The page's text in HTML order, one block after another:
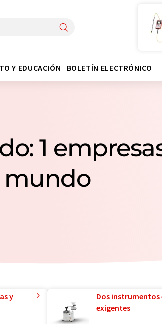
Y EDUCACIÓN BOLETÍN ELECTRÓNICO
1
mundo
y
Dos
exigentes